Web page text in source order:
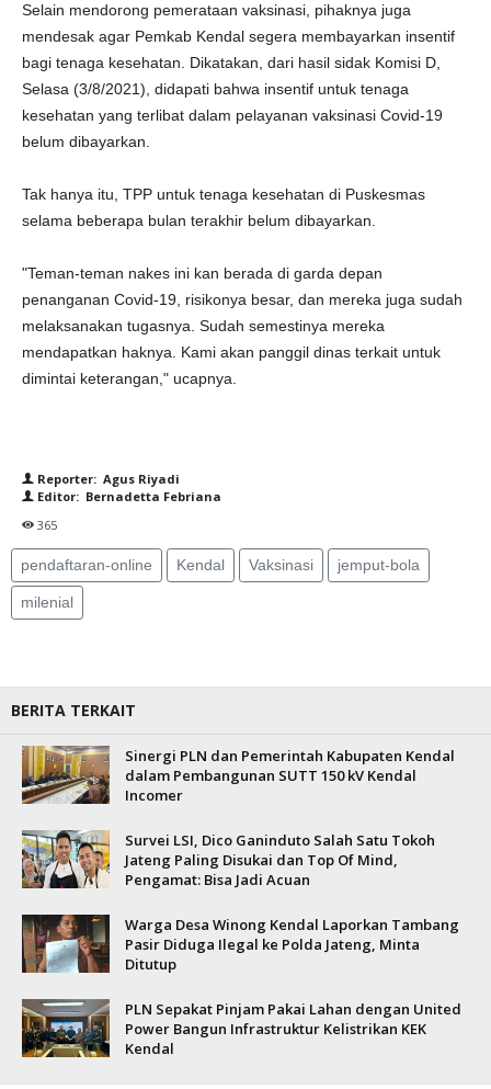
Selain mendorong pemerataan vaksinasi, pihaknya juga
mendesak agar Pemkab Kendal segera membayarkan insentif
bagi tenaga kesehatan. Dikatakan, dari hasil sidak Komisi D,
Selasa (3/8/2021), didapati bahwa insentif untuk tenaga
kesehatan yang terlibat dalam pelayanan vaksinasi Covid-19
belum dibayarkan.
Tak hanya itu, TPP untuk tenaga kesehatan di Puskesmas
selama beberapa bulan terakhir belum dibayarkan.
"Teman-teman nakes ini kan berada di garda depan
penanganan Covid-19, risikonya besar, dan mereka juga sudah
melaksanakan tugasnya. Sudah semestinya mereka
mendapatkan haknya. Kami akan panggil dinas terkait untuk
dimintai keterangan," ucapnya.
Reporter: Agus Riyadi
Editor: Bernadetta Febriana
365
pendaftaran-online Kendal Vaksinasi jemput-bola
milenial
BERITA TERKAIT
Sinergi PLN dan Pemerintah Kabupaten Kendal
dalam Pembangunan SUTT 150 kV Kendal
Incomer
Survei LSI, Dico Ganinduto Salah Satu Tokoh
Jateng Paling Disukai dan Top Of Mind,
Pengamat: Bisa Jadi Acuan
Warga Desa Winong Kendal Laporkan Tambang
Pasir Diduga Ilegal ke Polda Jateng, Minta
Ditutup
PLN Sepakat Pinjam Pakai Lahan dengan United
Power Bangun Infrastruktur Kelistrikan KEK
Kendal